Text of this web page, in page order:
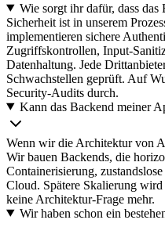
Wie sorgt ihr dafür, dass das
Sicherheit ist in unserem
implementieren sichere
Zugriffskontrollen, Input-
Datenhaltung. Jede
Schwachstellen geprüft. Auf
Security-Audits durch.
Kann das Backend meiner
Wenn wir die Architektur von
Wir bauen Backends, die
Containerisierung,
Cloud. Spätere Skalierung
keine Architektur-Frage mehr.
Wir haben schon ein